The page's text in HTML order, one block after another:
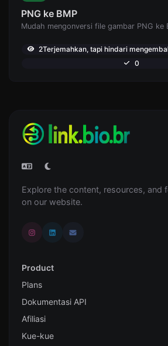
PNG ke BMP
Mudah mengonversi file gambar PNG ke
2Terjemahkan, tapi hindari
0
Explore the content, resources, and
on our website.
Product
Plans
Dokumentasi API
Afiliasi
Kue-kue